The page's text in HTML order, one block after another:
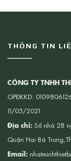
THÔNG TIN
CÔNG TY TNHH
GPĐKKD:
11/05/2021
Địa chỉ: Số nhà 28
Quận Hai Bà
Email: